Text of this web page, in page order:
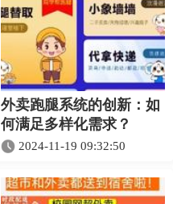
外卖跑腿系统的创新：如
何满足多样化需求？
2024-11-19 09:32:50